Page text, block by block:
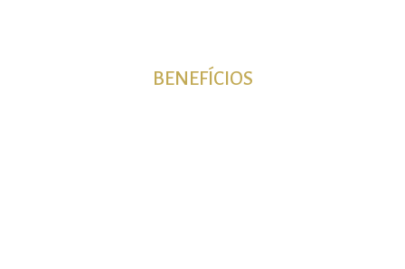
BENEFÍCIOS